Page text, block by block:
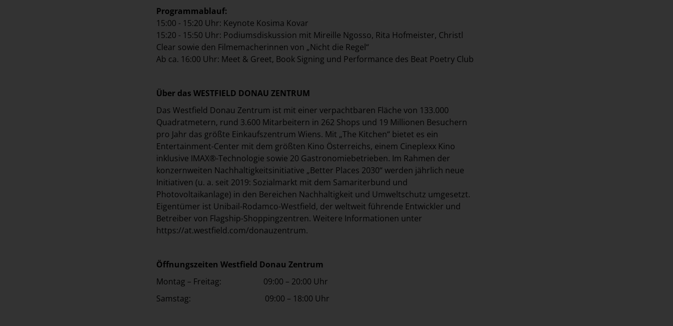
Programmablauf:
15:00 - 15:20 Uhr: Keynote Kosima Kovar
15:20 - 15:50 Uhr: Podiumsdiskussion mit Mireille Ngosso, Rita Hofmeister, Christl
Clear sowie den Filmemacherinnen von „Nicht die Regel“
Ab ca. 16:00 Uhr: Meet & Greet, Book Signing und Performance des Beat Poetry Club
Über das WESTFIELD DONAU ZENTRUM
Das Westfield Donau Zentrum ist mit einer verpachtbaren Fläche von 133.000
Quadratmetern, rund 3.600 Mitarbeitern in 262 Shops und 19 Millionen Besuchern
pro Jahr das größte Einkaufszentrum Wiens. Mit „The Kitchen“ bietet es ein
Entertainment-Center mit dem größten Kino Österreichs, einem Cineplexx Kino
inklusive IMAX®-Technologie sowie 20 Gastronomiebetrieben. Im Rahmen der
konzernweiten Nachhaltigkeitsinitiative „Better Places 2030“ werden jährlich neue
Initiativen (u. a. seit 2019: Sozialmarkt mit dem Samariterbund und
Photovoltaikanlage) in den Bereichen Nachhaltigkeit und Umweltschutz umgesetzt.
Eigentümer ist Unibail-Rodamco-Westfield, der weltweit führende Entwickler und
Betreiber von Flagship-Shoppingzentren. Weitere Informationen unter
https://at.westfield.com/donauzentrum.
Öffnungszeiten Westfield Donau Zentrum
Montag – Freitag: 09:00 – 20:00 Uhr
Samstag: 09:00 – 18:00 Uhr